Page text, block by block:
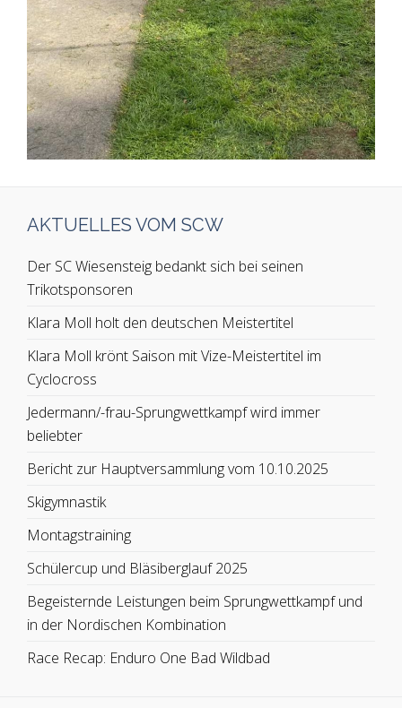
AKTUELLES VOM SCW
Der SC Wiesensteig bedankt sich bei seinen
Trikotsponsoren
Klara Moll holt den deutschen Meistertitel
Klara Moll krönt Saison mit Vize-Meistertitel im
Cyclocross
Jedermann/-frau-Sprungwettkampf wird immer
beliebter
Bericht zur Hauptversammlung vom 10.10.2025
Skigymnastik
Montagstraining
Schülercup und Bläsiberglauf 2025
Begeisternde Leistungen beim Sprungwettkampf und
in der Nordischen Kombination
Race Recap: Enduro One Bad Wildbad